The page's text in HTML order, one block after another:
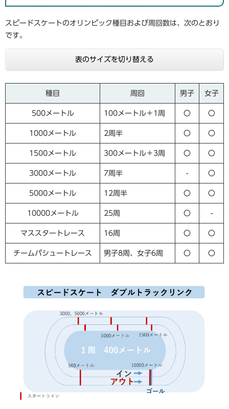
スピードスケートのオリンピック種目および周回数は、次のとおり
です。
表のサイズを切り替える
種目 周回 男子 女子
500メートル 100メートル＋1周 〇 〇
1000メートル 2周半 〇 〇
1500メートル 300メートル＋3周 〇 〇
3000メートル 7周半 - 〇
5000メートル 12周半 〇 〇
10000メートル 25周 〇 -
マススタートレース 16周 〇 〇
チームパシュートレース 男子8周、女子6周 〇 〇